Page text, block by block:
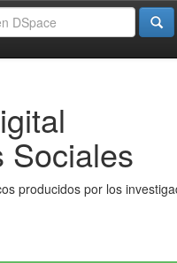
Sociales
producidos por los